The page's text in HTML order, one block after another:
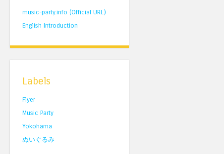
music-party.info (Official URL)
English Introduction
Labels
Flyer
Music Party
Yokohama
ぬいぐるみ